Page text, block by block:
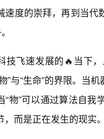
速度的崇拜，再到当
技飞速发展的🔥当下
”与“生命”的界限。当
“物”可以通过算法自我
，而是正在发生的现实